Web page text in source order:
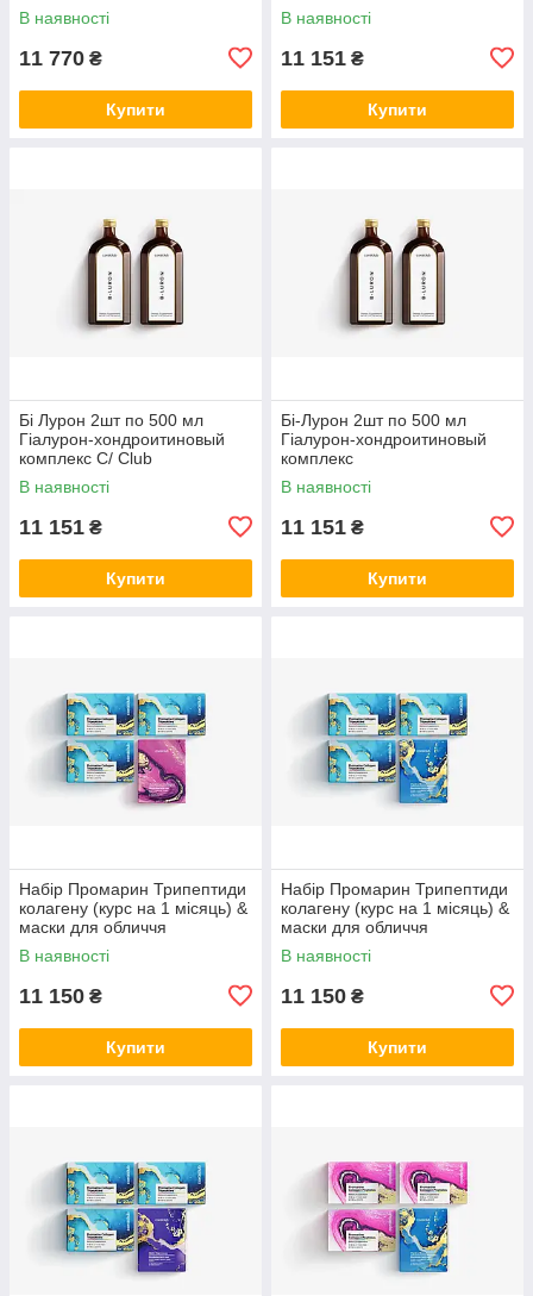
В наявності
11 770 ₴
Купити
В наявності
11 151 ₴
Купити
Бі Лурон 2шт по 500 мл
Гіалурон-хондроитиновый
комплекс С/ Club
В наявності
11 151 ₴
Купити
Бі-Лурон 2шт по 500 мл
Гіалурон-хондроитиновый
комплекс
В наявності
11 151 ₴
Купити
Набір Промарин Трипептиди
колагену (курс на 1 місяць) &
маски для обличчя
біоцелюлозні Advanced
Collagen (5 саше)
В наявності
11 150 ₴
Купити
Набір Промарин Трипептиди
колагену (курс на 1 місяць) &
маски для обличчя
біоцелюлозні Hydro Boost (5
саше)
В наявності
11 150 ₴
Купити